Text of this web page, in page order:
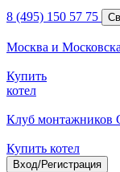
8 (495) 150 57 75
Москва и
Купить
котел
Клуб монтажников
Купить котел
Вход/Регистрация